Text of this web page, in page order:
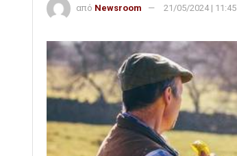
από Newsroom 21/05/2024 | 11:45